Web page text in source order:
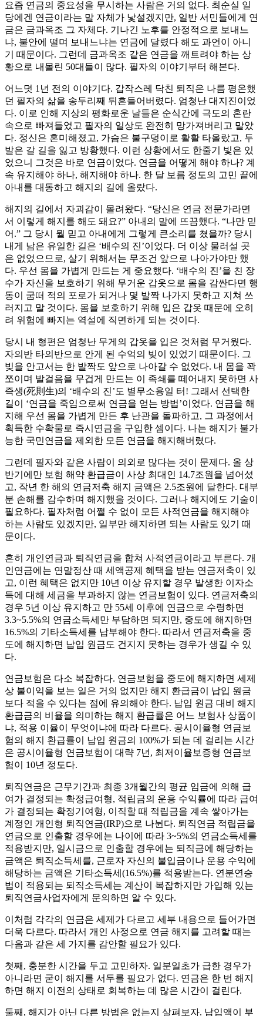
요즘 연금의 중요성을 무시하는 사람은 거의 없다. 최순실 일
당에겐 연금이라는 말 자체가 낯설겠지만, 일반 서민들에게 연
금은 금과옥조 그 자체다. 기나긴 노후를 안정적으로 보내느
냐, 불안에 떨며 보내느냐는 연금에 달렸다 해도 과언이 아니
기 때문이다. 그런데 금과옥조 같은 연금을 깨트려야 하는 상
황으로 내몰린 50대들이 많다. 필자의 이야기부터 해본다.
어느덧 1년 전의 이야기다. 갑작스레 닥친 퇴직은 나름 평온했
던 필자의 삶을 송두리째 뒤흔들어버렸다. 엄청난 대지진이었
다. 이로 인해 지상의 평화로운 날들은 순식간에 극도의 혼란
속으로 빠져들었고 필자의 일상도 완전히 망가져버리고 말았
다. 정신은 혼미해졌고, 가슴은 불구덩이로 활활 타올랐고, 두
발은 갈 길을 잃고 방황했다. 이런 상황에서도 한줄기 빛은 있
었으니 그것은 바로 연금이었다. 연금을 어떻게 해야 하나? 계
속 유지해야 하나, 해지해야 하나. 한 달 보름 정도의 고민 끝에
아내를 대동하고 해지의 길에 올랐다.
해지의 길에서 자괴감이 몰려왔다. “당신은 연금 전문가라면
서 이렇게 해지를 해도 돼요?” 아내의 말에 뜨끔했다. “나만 믿
어.” 그 당시 뭘 믿고 아내에게 그렇게 큰소리를 쳤을까? 당시
내게 남은 유일한 길은 ‘배수의 진’이었다. 더 이상 물러설 곳
은 없었으므로, 살기 위해서는 무조건 앞으로 나아가야만 했
다. 우선 몸을 가볍게 만드는 게 중요했다. ‘배수의 진’을 친 장
수가 자신을 보호하기 위해 무거운 갑옷으로 몸을 감싼다면 행
동이 굼떠 적의 포로가 되거나 몇 발짝 나가지 못하고 지쳐 쓰
러지고 말 것이다. 몸을 보호하기 위해 입은 갑옷 때문에 오히
려 위험에 빠지는 역설에 직면하게 되는 것이다.
당시 내 형편은 엄청난 무게의 갑옷을 입은 것처럼 무거웠다.
자의반 타의반으로 안게 된 수억의 빚이 있었기 때문이다. 그
빚을 안고서는 한 발짝도 앞으로 나아갈 수 없었다. 내 몸을 꽉
쪼이며 발걸음을 무겁게 만드는 이 족쇄를 떼어내지 못하면 사
즉생(死則生)의 ‘배수의 진’도 별무소용일 터! 그래서 선택한
길이 ‘연금을 죽임으로써 연금을 얻는 방법’이었다. 연금을 해
지해 우선 몸을 가볍게 만든 후 난관을 돌파하고, 그 과정에서
획득한 수확물로 즉시연금을 구입한 셈이다. 나는 해지가 불가
능한 국민연금을 제외한 모든 연금을 해지해버렸다.
그런데 필자와 같은 사람이 의외로 많다는 것이 문제다. 올 상
반기에만 보험 해약 환급금이 사상 최대인 14.7조원을 넘어섰
고, 작년 한 해의 연금저축 해지 금액은 2.5조원에 달한다. 대부
분 손해를 감수하며 해지했을 것이다. 그러나 해지에도 기술이
필요하다. 필자처럼 어쩔 수 없이 모든 사적연금을 해지해야
하는 사람도 있겠지만, 일부만 해지하면 되는 사람도 있기 때
문이다.
흔히 개인연금과 퇴직연금을 합쳐 사적연금이라고 부른다. 개
인연금에는 연말정산 때 세액공제 혜택을 받는 연금저축이 있
고, 이런 혜택은 없지만 10년 이상 유지할 경우 발생한 이자소
득에 대해 세금을 부과하지 않는 연금보험이 있다. 연금저축의
경우 5년 이상 유지하고 만 55세 이후에 연금으로 수령하면
3.3~5.5%의 연금소득세만 부담하면 되지만, 중도에 해지하면
16.5%의 기타소득세를 납부해야 한다. 따라서 연금저축을 중
도에 해지하면 납입 원금도 건지지 못하는 경우가 생길 수 있
다.
연금보험은 다소 복잡하다. 연금보험을 중도에 해지하면 세제
상 불이익을 보는 일은 거의 없지만 해지 환급금이 납입 원금
보다 적을 수 있다는 점에 유의해야 한다. 납입 원금 대비 해지
환급금의 비율을 의미하는 해지 환급률은 어느 보험사 상품이
냐, 적용 이율이 무엇이냐에 따라 다르다. 공시이율형 연금보
험의 해지 환급률이 납입 원금의 100%가 되는 데 걸리는 시간
은 공시이율형 연금보험이 대략 7년, 최저이율보증형 연금보
험이 10년 정도다.
퇴직연금은 근무기간과 최종 3개월간의 평균 임금에 의해 급
여가 결정되는 확정급여형, 적립금의 운용 수익률에 따라 급여
가 결정되는 확정기여형, 이직할 때 적립금을 계속 쌓아가는
계정인 개인형 퇴직연금(IRP)으로 나뉜다. 퇴직연금 적립금을
연금으로 인출할 경우에는 나이에 따라 3~5%의 연금소득세를
적용받지만, 일시금으로 인출할 경우에는 퇴직금에 해당하는
금액은 퇴직소득세를, 근로자 자신의 불입금이나 운용 수익에
해당하는 금액은 기타소득세(16.5%)를 적용받는다. 연분연승
법이 적용되는 퇴직소득세는 계산이 복잡하지만 가입해 있는
퇴직연금사업자에게 문의하면 알 수 있다.
이처럼 각각의 연금은 세제가 다르고 세부 내용으로 들어가면
더욱 다르다. 따라서 개인 사정으로 연금 해지를 고려할 때는
다음과 같은 세 가지를 감안할 필요가 있다.
첫째, 충분한 시간을 두고 고민하자. 일분일초가 급한 경우가
아니라면 굳이 해지를 서두를 필요가 없다. 연금은 한 번 해지
하면 해지 이전의 상태로 회복하는 데 많은 시간이 걸린다.
둘째, 해지가 아닌 다른 방법은 없는지 살펴보자. 납입액이 부